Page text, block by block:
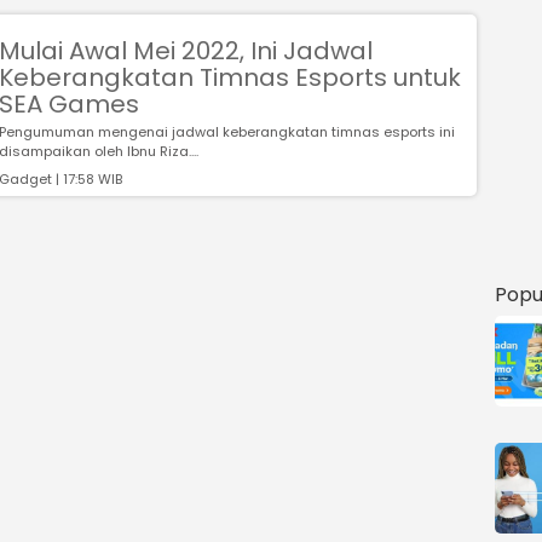
Mulai Awal Mei 2022, Ini Jadwal
Keberangkatan Timnas Esports untuk
SEA Games
Pengumuman mengenai jadwal keberangkatan timnas esports ini
disampaikan oleh Ibnu Riza....
Gadget | 17:58 WIB